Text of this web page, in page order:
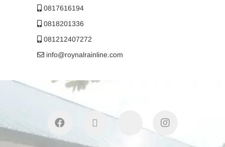
0817616194
0818201336
081212407272
info@roynalrainline.com
facebook twitter youtube instagram